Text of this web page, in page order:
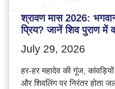
श्रावण मास 2026:
प्रिय? जानें शिव पुराण में
July 29, 2026
हर-हर महादेव की गूंज,
और शिवलिंग पर निरंतर होता